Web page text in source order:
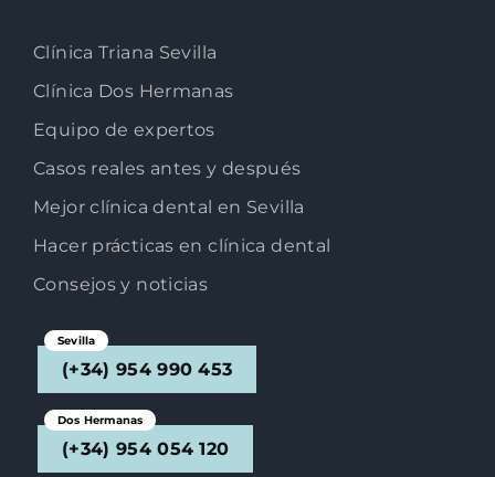
Clínica Triana Sevilla
Clínica Dos Hermanas
Equipo de expertos
Casos reales antes y después
Mejor clínica dental en Sevilla
Hacer prácticas en clínica dental
Consejos y noticias
Sevilla
(+34) 954 990 453
Dos Hermanas
(+34) 954 054 120